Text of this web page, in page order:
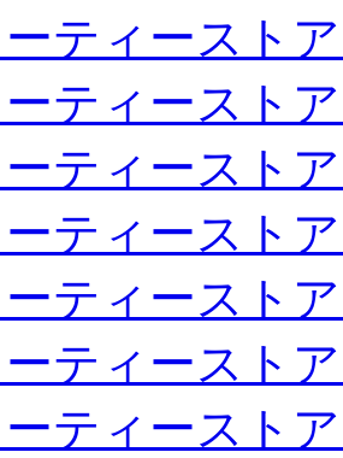
ティースト
ティースト
ティースト
ティースト
ティースト
ティースト
ティースト